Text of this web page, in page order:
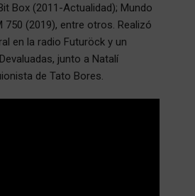
Box (2011-Actualidad); Mundo
750 (2019), entre otros. Realizó
en la radio Futuröck y un
junto a Natalí
de Tato Bores.